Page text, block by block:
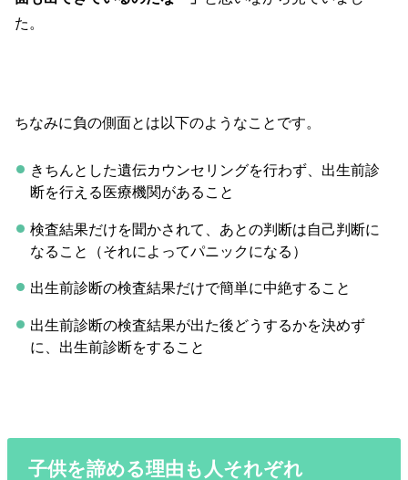
た。
ちなみに負の側面とは以下のようなことです。
きちんとした遺伝カウンセリングを行わず、出生前診
断を行える医療機関があること
検査結果だけを聞かされて、あとの判断は自己判断に
なること（それによってパニックになる）
出生前診断の検査結果だけで簡単に中絶すること
出生前診断の検査結果が出た後どうするかを決めず
に、出生前診断をすること
子供を諦める理由も人それぞれ